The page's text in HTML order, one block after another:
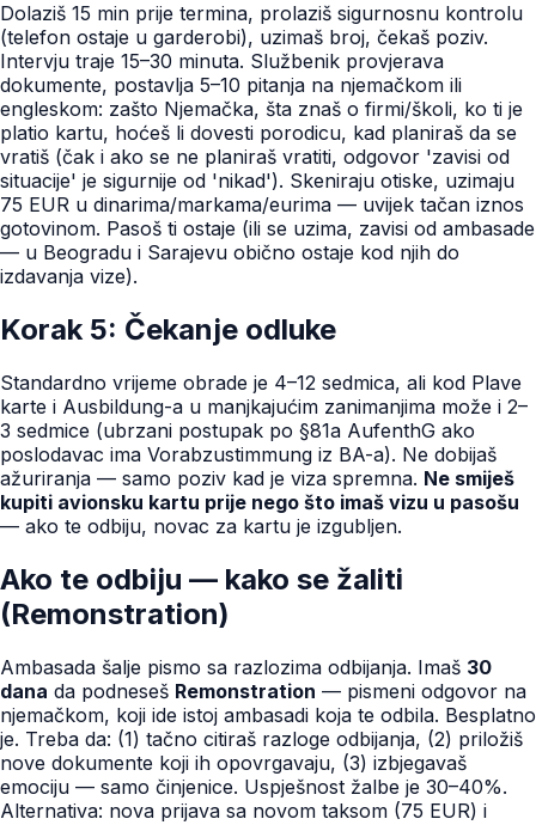
Dolaziš 15 min prije termina, prolaziš sigurnosnu kontrolu
(telefon ostaje u garderobi), uzimaš broj, čekaš poziv.
Intervju traje 15–30 minuta. Službenik provjerava
dokumente, postavlja 5–10 pitanja na njemačkom ili
engleskom: zašto Njemačka, šta znaš o firmi/školi, ko ti je
platio kartu, hoćeš li dovesti porodicu, kad planiraš da se
vratiš (čak i ako se ne planiraš vratiti, odgovor 'zavisi od
situacije' je sigurnije od 'nikad'). Skeniraju otiske, uzimaju
75 EUR u dinarima/markama/eurima — uvijek tačan iznos
gotovinom. Pasoš ti ostaje (ili se uzima, zavisi od ambasade
— u Beogradu i Sarajevu obično ostaje kod njih do
izdavanja vize).
Korak 5: Čekanje odluke
Standardno vrijeme obrade je 4–12 sedmica, ali kod Plave
karte i Ausbildung-a u manjkajućim zanimanjima može i 2–
3 sedmice (ubrzani postupak po §81a AufenthG ako
poslodavac ima Vorabzustimmung iz BA-a). Ne dobijaš
ažuriranja — samo poziv kad je viza spremna. Ne smiješ
kupiti avionsku kartu prije nego što imaš vizu u pasošu
— ako te odbiju, novac za kartu je izgubljen.
Ako te odbiju — kako se žaliti
(Remonstration)
Ambasada šalje pismo sa razlozima odbijanja. Imaš 30
dana da podneseš Remonstration — pismeni odgovor na
njemačkom, koji ide istoj ambasadi koja te odbila. Besplatno
je. Treba da: (1) tačno citiraš razloge odbijanja, (2) priložiš
nove dokumente koji ih opovrgavaju, (3) izbjegavaš
emociju — samo činjenice. Uspješnost žalbe je 30–40%.
Alternativa: nova prijava sa novom taksom (75 EUR) i